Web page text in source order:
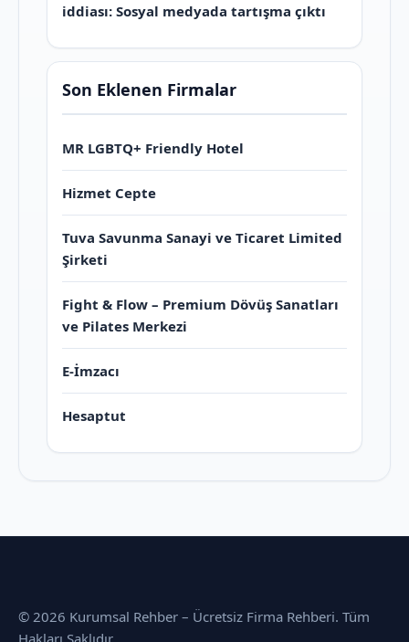
iddiası: Sosyal medyada tartışma çıktı
Son Eklenen Firmalar
MR LGBTQ+ Friendly Hotel
Hizmet Cepte
Tuva Savunma Sanayi ve Ticaret Limited
Şirketi
Fight & Flow – Premium Dövüş Sanatları
ve Pilates Merkezi
E-İmzacı
Hesaptut
© 2026 Kurumsal Rehber – Ücretsiz Firma Rehberi. Tüm
Hakları Saklıdır.